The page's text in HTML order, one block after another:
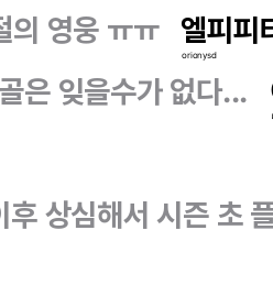
의 영웅 ㅠㅠ 엘피피
orionysd
은 잊을수가 없다...
상심해서 시즌 초